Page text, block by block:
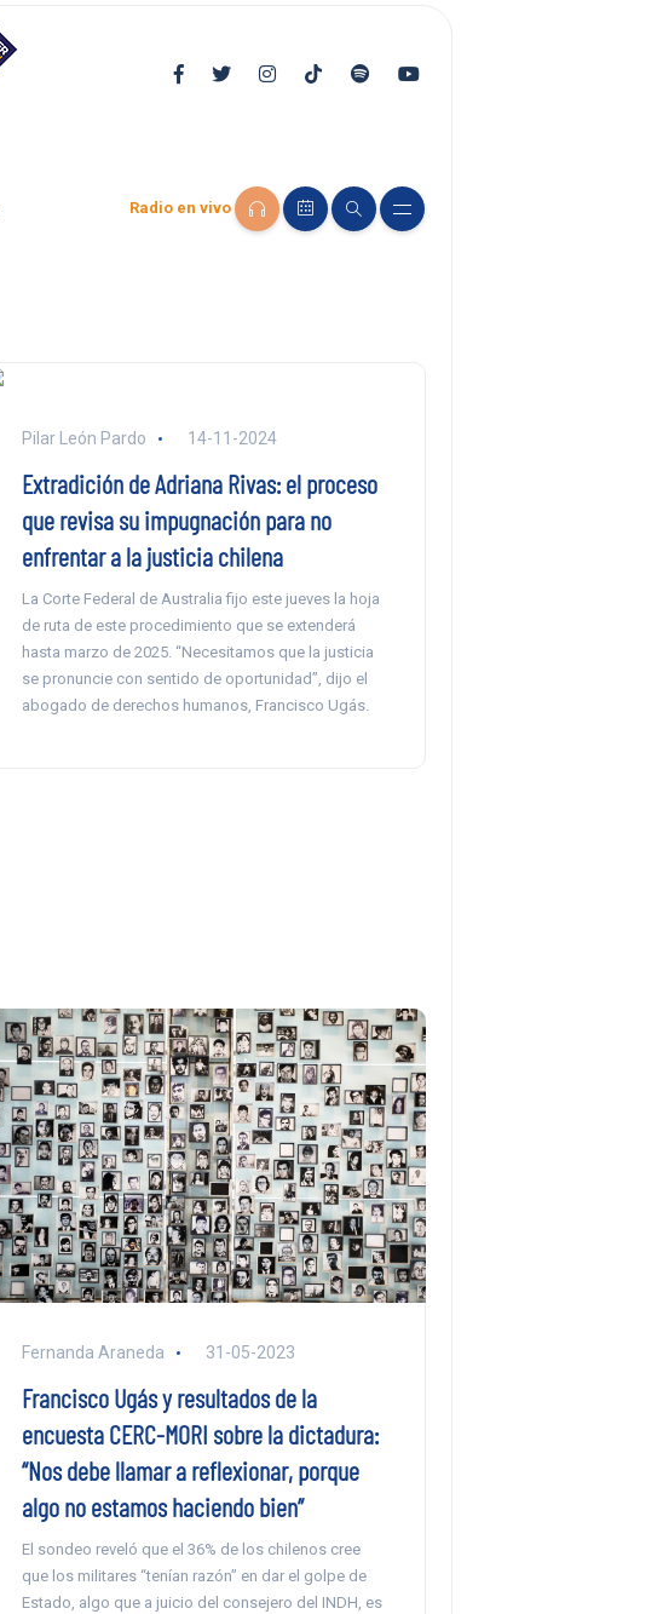
Radio en vivo
Pilar León Pardo 14-11-2024
Extradición de Adriana Rivas: el proceso
que revisa su impugnación para no
enfrentar a la justicia chilena
La Corte Federal de Australia fijo este jueves la hoja
de ruta de este procedimiento que se extenderá
hasta marzo de 2025. “Necesitamos que la justicia
se pronuncie con sentido de oportunidad”, dijo el
abogado de derechos humanos, Francisco Ugás.
Fernanda Araneda 31-05-2023
Francisco Ugás y resultados de la
encuesta CERC-MORI sobre la dictadura:
“Nos debe llamar a reflexionar, porque
algo no estamos haciendo bien”
El sondeo reveló que el 36% de los chilenos cree
que los militares “tenían razón” en dar el golpe de
Estado, algo que a juicio del consejero del INDH, es